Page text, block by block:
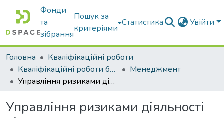
Фонди
та
зібрання
Пошук за
критеріями
Статистика Увійти
Головна
Кваліфікаційні роботи
Кваліфікаційні роботи бакалаврів
Менеджмент
Управління ризиками діяльності підприємств
Управління ризиками діяльності